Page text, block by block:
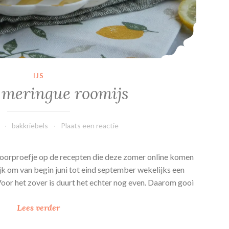
IJS
roomijs
bakkriebels Plaats een reactie
op de recepten die deze zomer online komen
om van begin juni tot eind september wekelijks een
het zover is duurt het echter nog even. Daarom gooi
Lees verderL